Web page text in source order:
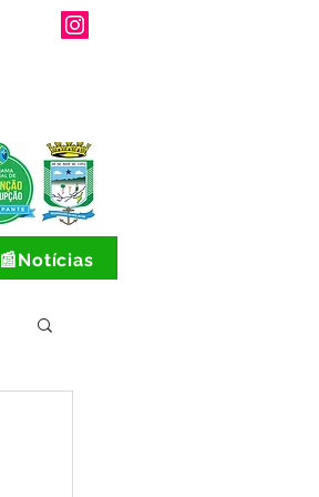
📰Notícias